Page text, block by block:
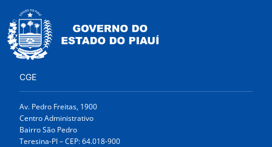
CGE
Av. Pedro Freitas, 1900
Centro Administrativo
Bairro São Pedro
Teresina-PI – CEP: 64.018-900